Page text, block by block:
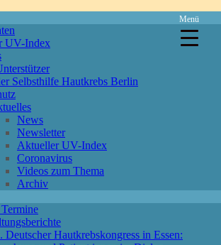
UV-Index
Selbsthilfe Hautkrebs Berlin
News
Newsletter
Aktueller UV-Index
Coronavirus
Videos zum Thema
Archiv
Deutscher Hautkrebskongress in Essen:
Menü